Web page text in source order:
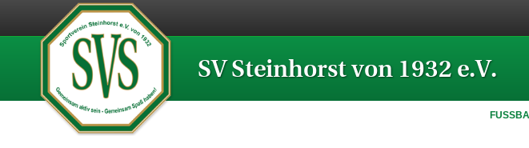
SV Steinhorst von 1932 e.V.